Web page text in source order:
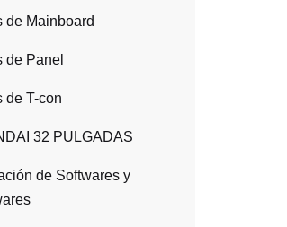
de Mainboard
de Panel
de T-con
32 PULGADAS
de Softwares y